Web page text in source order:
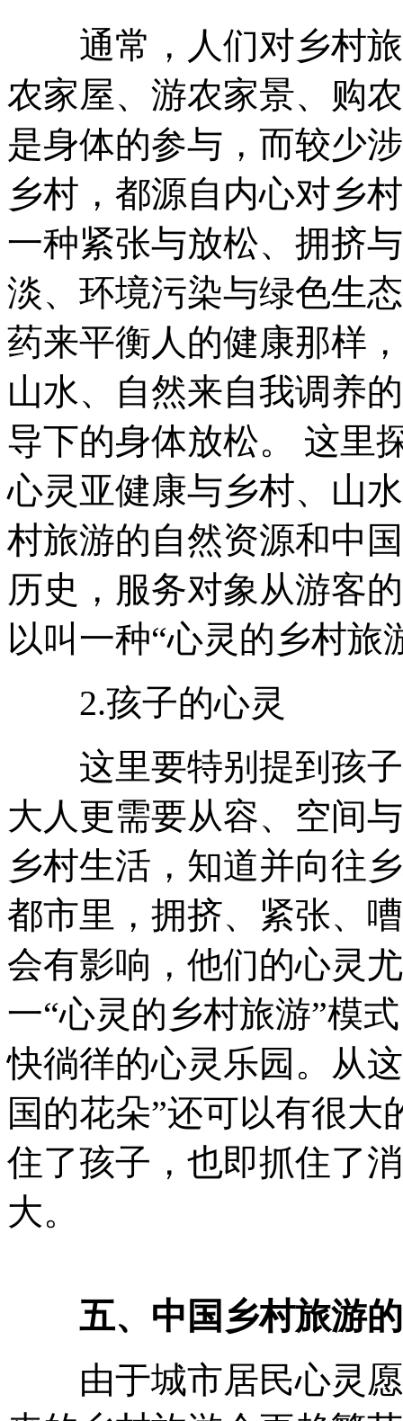
通常，人们对乡村旅
农家屋、游农家景、购
是身体的参与，而较少
乡村，都源自内心对乡
一种紧张与放松、拥挤
淡、环境污染与绿色生
药来平衡人的健康那样
山水、自然来自我调养
导下的身体放松。 这里
心灵亚健康与乡村、山
村旅游的自然资源和中
历史，服务对象从游客
以叫一种“心灵的乡村旅
2.孩子的心灵
这里要特别提到孩子
大人更需要从容、空间
乡村生活，知道并向往
都市里，拥挤、紧张、
会有影响，他们的心灵
一“心灵的乡村旅游”模
快徜徉的心灵乐园。从
国的花朵”还可以有很
住了孩子，也即抓住了
大。
五、中国乡村旅游的
由于城市居民心灵愿